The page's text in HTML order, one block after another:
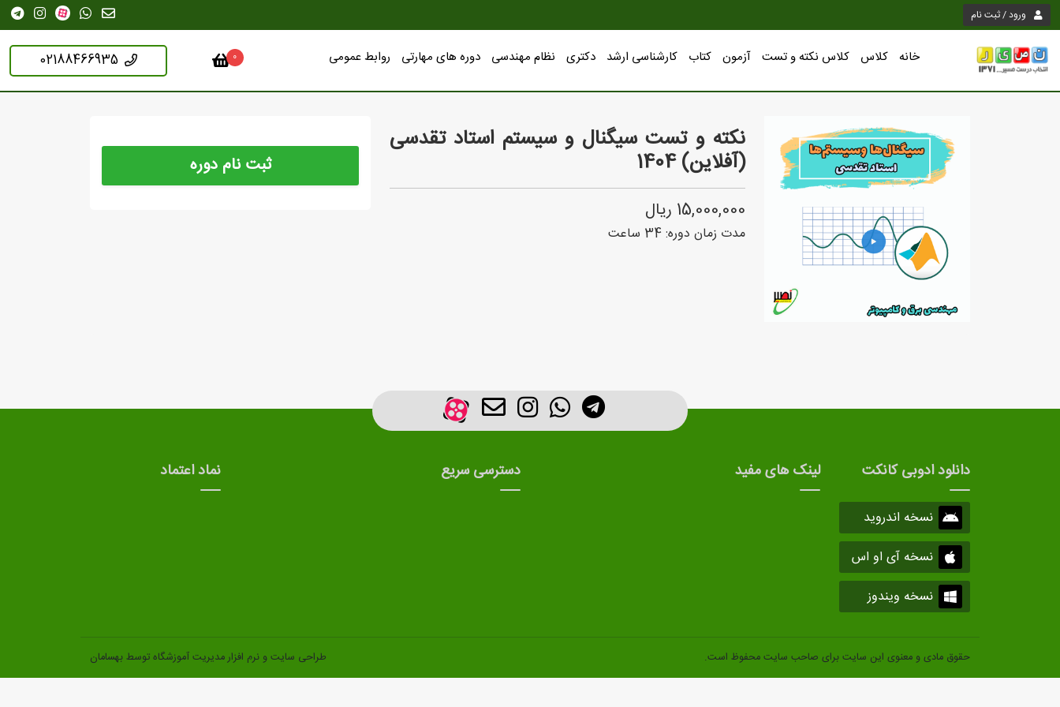
ورود / ثبت نام
خانه کلاس کلاس نکته و تست آزمون کتاب کارشناسی ارشد دکتری نظام مهندسی دوره های مهارتی روابط عمومی 0
02188466935
نکته و تست سیگنال و سیستم استاد تقدسی
(آفلاین) 1404
15,000,000 ریال
مدت زمان دوره: 34 ساعت
ثبت نام دوره
دانلود ادوبی کانکت
نسخه اندروید
نسخه آی او اس
نسخه ویندوز
لینک های مفید دسترسی سریع نماد اعتماد
حقوق مادی و معنوی این سایت برای صاحب سایت محفوظ است. طراحی سایتونرم افزار مدیریت آموزشگاهتوسط بهسامان